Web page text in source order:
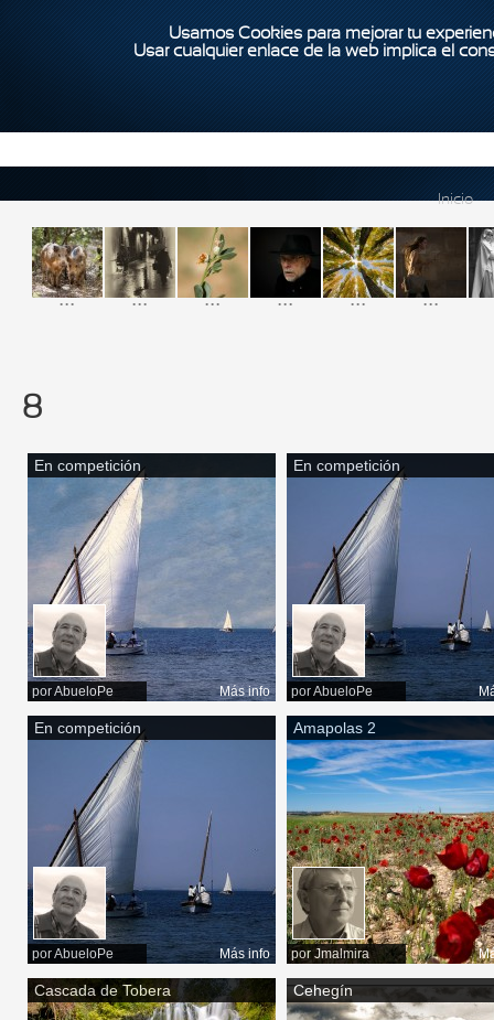
Usamos Cookies para mejorar tu
Usar cualquier enlace de la web implica el
Inicio
... ... ... ... ... ...
8
En competición
porAbueloPe Más info
En competición
porAbueloPe
En competición
porAbueloPe Más info
Amapolas 2
por Jmalmira
Cascada de Tobera Cehegín